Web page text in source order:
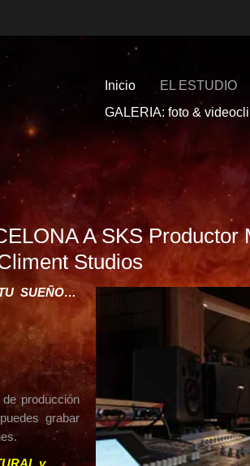
Inicio EL ESTUDIO
GALERIA: foto &
A SKS Productor
Studios
SUEÑO…
producción
grabar